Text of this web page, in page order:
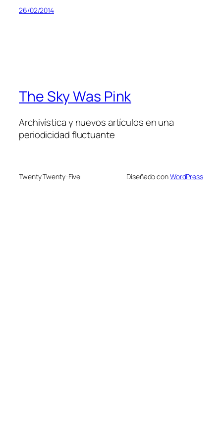
26/02/2014
The Sky Was Pink
Archivística y nuevos artículos en una
periodicidad fluctuante
Twenty Twenty-Five Diseñado conWordPress